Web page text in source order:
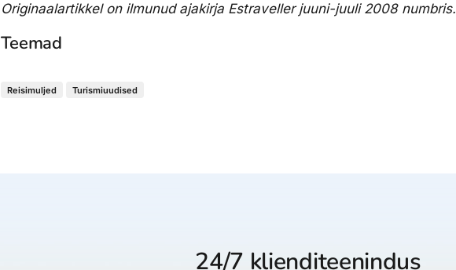
Originaalartikkel on ilmunud ajakirja Estraveller juuni-juuli 2008 numbris.
Teemad
Reisimuljed Turismiuudised
24/7 klienditeenindus